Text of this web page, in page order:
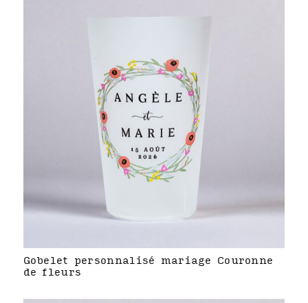
Gobelet personnalisé mariage Couronne
de fleurs